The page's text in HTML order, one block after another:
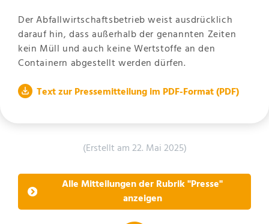
Der Abfallwirtschaftsbetrieb weist ausdrücklich
darauf hin, dass außerhalb der genannten Zeiten
kein Müll und auch keine Wertstoffe an den
Containern abgestellt werden dürfen.
Text zur Pressemitteilung im PDF-Format(PDF)
(Erstellt am 22. Mai 2025)
Alle Mitteilungen der Rubrik "Presse"
anzeigen